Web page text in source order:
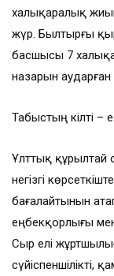
халықаралық
жүр. Былтырғы
басшысы 7
назарын
Табыстың кілті –
Ұлттық
негізгі
бағалайтынын
еңбекқорлығы
Сыр елі